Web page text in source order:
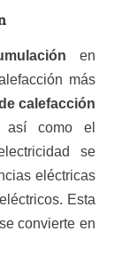
en
más
calefacción
así como el
se
eléctricas
Esta
convierte en